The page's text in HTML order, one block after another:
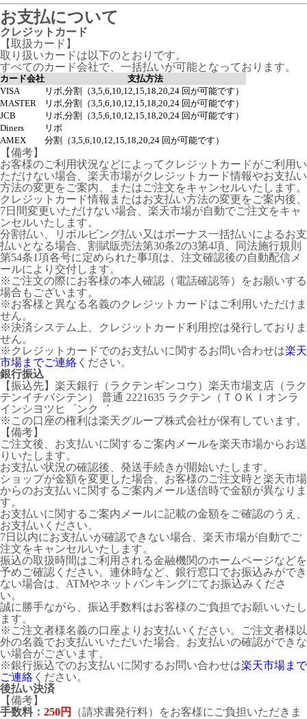
お支払について
クレジットカード
【取扱カード】
取り扱いカードは以下のとおりです。
すべてのカード会社で、一括払いが可能となっております。
カード会社
支払方法
VISA
リボ,分割（3,5,6,10,12,15,18,20,24 回が可能です）
MASTER
リボ,分割（3,5,6,10,12,15,18,20,24 回が可能です）
JCB
リボ,分割（3,5,6,10,12,15,18,20,24 回が可能です）
Diners
リボ
AMEX
分割（3,5,6,10,12,15,18,20,24 回が可能です）
【備考】
お客様のご利用状況などによってクレジットカードがご利用い
ただけない場合、楽天市場がクレジットカード情報やお支払い
方法の変更をご案内、またはご注文をキャンセルいたします。
クレジットカード情報またはお支払い方法の変更をご案内後、
7日間変更いただけない場合、楽天市場が自動でご注文をキャ
ンセルいたします。
分割払い、リボルビング払い又はボーナス一括払いによるお支
払いとなる場合、割賦販売法第30条2の3第4項、同法施行規則
第54条1項各号に定められた事項は、注文確認後の自動配信メ
ールにより交付します。
※ご注文の際にお客様の本人確認（電話確認等）をお願いする
場合もございます。
※お客様と異なる名義のクレジットカードはご利用いただけま
せん。
※決済システム上、クレジットカード利用控は発行しておりま
せん。
※クレジットカードでのお支払いに関するお問い合わせは楽天
市場までご連絡 ください。
銀行振込
【振込先】楽天銀行（ラクテンギンコウ）楽天市場支店（ラク
テンイチバシテン） 普通 2221635 ラクテン（ＴＯＫＩオンラ
インシヨツヒ゜ンク゛
※この口座の権利は楽天グループ株式会社が保有しています。
【備考】
ご注文後、お支払いに関するご案内メールを楽天市場からお送
りいたします。
お支払い状況の確認後、発送手続きが開始いたします。
ショップが金額を変更した場合、お客様のご注文時と楽天市場
からのお支払いに関するご案内メール送信時で金額が異なりま
す。
お支払いに関するご案内メールに記載の金額をご確認のうえ、
お支払いください。
7日以内にお支払いが確認できない場合、楽天市場が自動でご
注文をキャンセルいたします。
振込の取扱時間はご利用される金融機関のホームページなどを
予めご確認ください。連休時など、銀行窓口でお振込みができ
ない場合は、ATMやネットバンキングにてお振込みくださ
い。
誠に勝手ながら、振込手数料はお客様のご負担でお願いいたし
ます。
※ご注文者様名義の口座よりお支払いください。ご注文者様以
外の名義でお支払いいただいた場合、お支払いの確認ができな
い場合がございます。
※銀行振込でのお支払いに関するお問い合わせは楽天市場まで
ご連絡 ください。
後払い決済
【備考】
手数料： 250円
（請求書発行料）をお客様にご負担いただきま